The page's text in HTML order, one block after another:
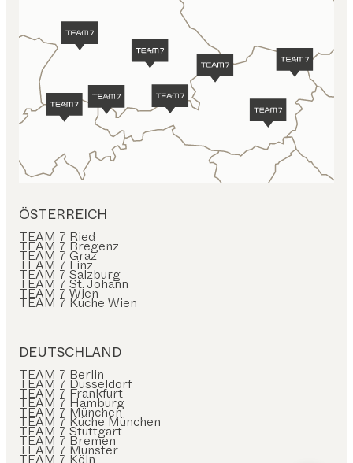
ÖSTERREICH
TEAM 7 Ried
TEAM 7 Bregenz
TEAM 7 Graz
TEAM 7 Linz
TEAM 7 Salzburg
TEAM 7 St. Johann
TEAM 7 Wien
TEAM 7 Küche Wien
DEUTSCHLAND
TEAM 7 Berlin
TEAM 7 Düsseldorf
TEAM 7 Frankfurt
TEAM 7 Hamburg
TEAM 7 München
TEAM 7 Küche München
TEAM 7 Stuttgart
TEAM 7 Bremen
TEAM 7 Münster